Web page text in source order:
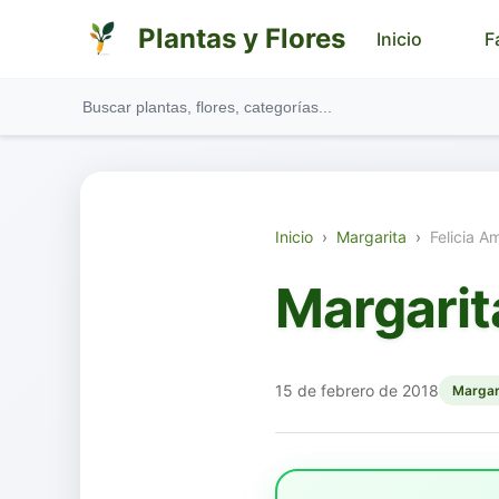
Plantas y Flores Inicio
Inicio › Margarita › Felicia
15 de febrero de 2018